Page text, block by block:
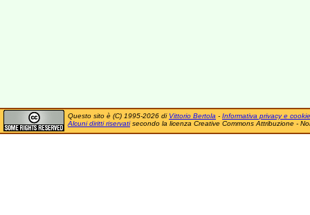
Questo sito è (C) 1995-2026 di Vittorio Bertola - Informativa privacy e cookie
Alcuni diritti riservatisecondo la licenza Creative Commons Attribuzione -